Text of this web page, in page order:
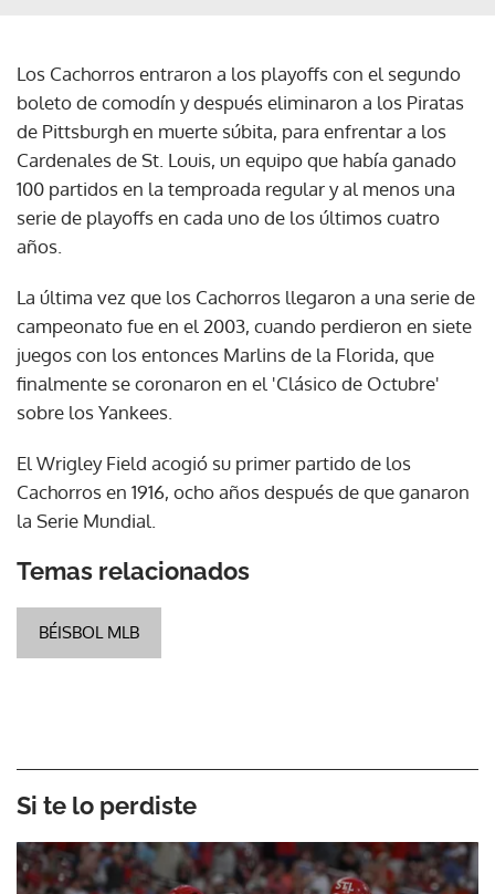
Los Cachorros entraron a los playoffs con el segundo
boleto de comodín y después eliminaron a los Piratas
de Pittsburgh en muerte súbita, para enfrentar a los
Cardenales de St. Louis, un equipo que había ganado
100 partidos en la temproada regular y al menos una
serie de playoffs en cada uno de los últimos cuatro
años.
La última vez que los Cachorros llegaron a una serie de
campeonato fue en el 2003, cuando perdieron en siete
juegos con los entonces Marlins de la Florida, que
finalmente se coronaron en el 'Clásico de Octubre'
sobre los Yankees.
El Wrigley Field acogió su primer partido de los
Cachorros en 1916, ocho años después de que ganaron
la Serie Mundial.
Temas relacionados
BÉISBOL MLB
Si te lo perdiste